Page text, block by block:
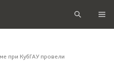
при КубГАУ провели